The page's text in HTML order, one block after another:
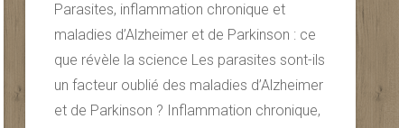
Parasites, inflammation chronique et
maladies d’Alzheimer et de Parkinson : ce
que révèle la science Les parasites sont-ils
un facteur oublié des maladies d’Alzheimer
et de Parkinson ? Inflammation chronique,